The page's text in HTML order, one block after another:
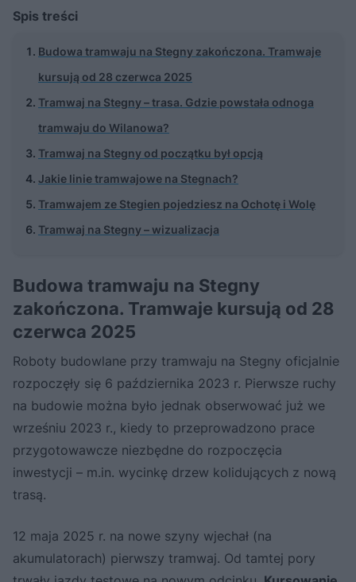
Spis treści
Budowa tramwaju na Stegny zakończona. Tramwaje
kursują od 28 czerwca 2025
Tramwaj na Stegny – trasa. Gdzie powstała odnoga
tramwaju do Wilanowa?
Tramwaj na Stegny od początku był opcją
Jakie linie tramwajowe na Stegnach?
Tramwajem ze Stegien pojedziesz na Ochotę i Wolę
Tramwaj na Stegny – wizualizacja
Budowa tramwaju na Stegny
zakończona. Tramwaje kursują od 28
czerwca 2025
Roboty budowlane przy tramwaju na Stegny oficjalnie
rozpoczęły się 6 października 2023 r. Pierwsze ruchy
na budowie można było jednak obserwować już we
wrześniu 2023 r., kiedy to przeprowadzono prace
przygotowawcze niezbędne do rozpoczęcia
inwestycji – m.in. wycinkę drzew kolidujących z nową
trasą.
12 maja 2025 r. na nowe szyny wjechał (na
akumulatorach) pierwszy tramwaj. Od tamtej pory